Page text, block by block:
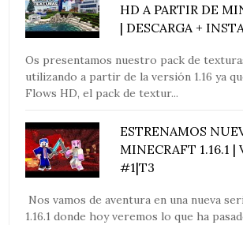
HD A PARTIR DE
| DESCARGA +
Os presentamos nuestro pack de
utilizando a partir de la versión 1.16 ya
Flows HD, el pack de textur...
ESTRENAMOS
MINECRAFT 1.16.1 |
#1|T3
Nos vamos de aventura en una nueva
1.16.1 donde hoy veremos lo que ha